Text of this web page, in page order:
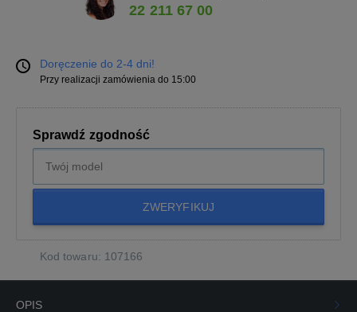
22 211 67 00
Doręczenie do 2-4 dni!
Przy realizacji zamówienia do 15:00
Sprawdź zgodność
ZWERYFIKUJ
Kod towaru: 107166
OPIS